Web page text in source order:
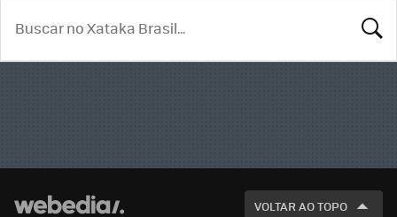
VOLTAR AO TOPO